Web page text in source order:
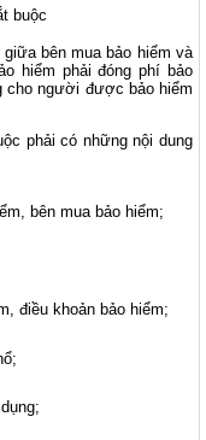
buộc
bên mua bảo hiểm và
hiểm phải đóng phí bảo
cho người được bảo hiểm
phải có những nội dung
bên mua bảo hiểm;
khoản bảo hiểm;